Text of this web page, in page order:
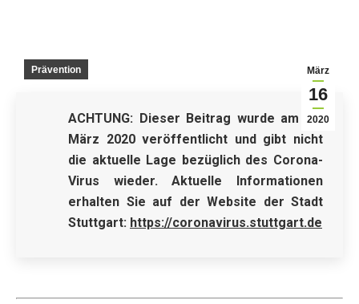
März
16
2020
Prävention
ACHTUNG: Dieser Beitrag wurde am 16.
März 2020 veröffentlicht und gibt nicht
die aktuelle Lage bezüglich des Corona-
Virus wieder.Aktuelle Informationen
erhalten Sie auf der Website der Stadt
Stuttgart: https://coronavirus.stuttgart.de